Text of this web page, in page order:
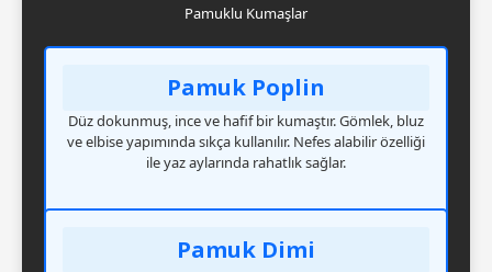
Pamuklu Kumaşlar
Pamuk Poplin
Düz dokunmuş, ince ve hafif bir kumaştır. Gömlek, bluz
ve elbise yapımında sıkça kullanılır. Nefes alabilir özelliği
ile yaz aylarında rahatlık sağlar.
Pamuk Dimi